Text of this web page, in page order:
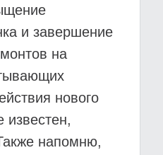
и завершение
на
нового
известен,
напомню,